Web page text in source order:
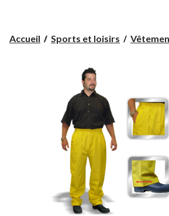
Accueil Sports et loisirs